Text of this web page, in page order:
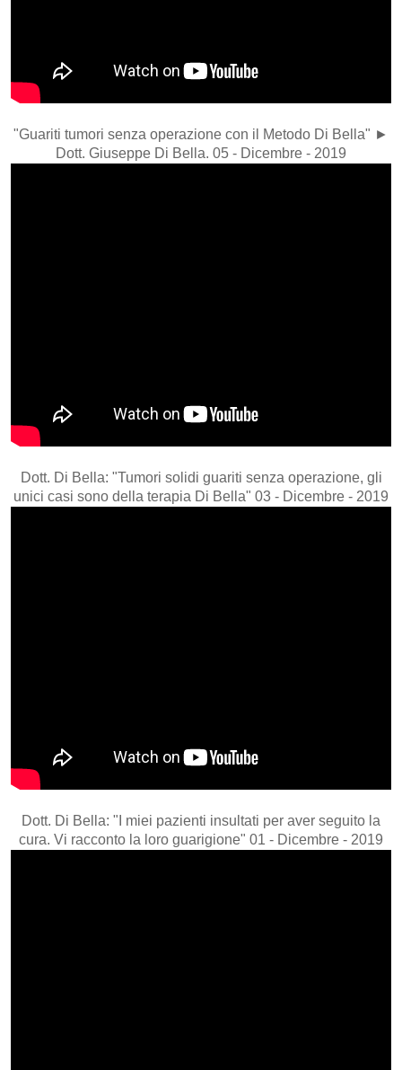
"Guariti tumori senza operazione con il Metodo Di Bella" ►
Dott. Giuseppe Di Bella. 05 - Dicembre - 2019
Dott. Di Bella: "Tumori solidi guariti senza operazione, gli
unici casi sono della terapia Di Bella" 03 - Dicembre - 2019
Dott. Di Bella: "I miei pazienti insultati per aver seguito la
cura. Vi racconto la loro guarigione" 01 - Dicembre - 2019